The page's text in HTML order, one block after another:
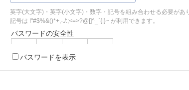
英字(大文字)・英字(小文字)・数字・記号を組み合わせる必要があ
記号は !"#$%&()*+,-./:;<=>?@[]^_`{|}~ が利用できます。
パスワードの安全性
パスワードを表示